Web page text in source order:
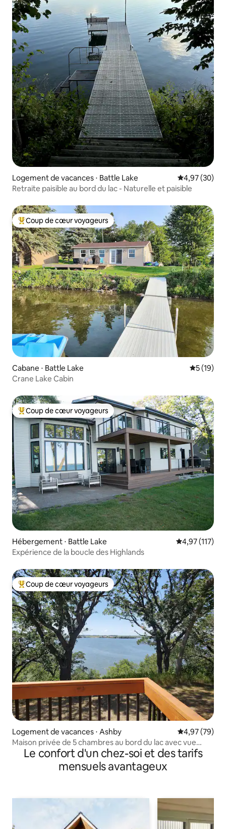
Logement de vacances ⋅ Battle Lake Évaluation
4,97 (30)
Retraite paisible au bord du lac - Naturelle et paisible
Coups de cœur voyageurs les plus appréciés
Coup de cœur voyageurs
Cabane ⋅ Battle Lake
5 (19)
Crane Lake Cabin
Coups de cœur voyageurs les plus appréciés
Coup de cœur voyageurs
Hébergement ⋅ Battle Lake Évaluation
4,97 (117)
Expérience de la boucle des Highlands
Coups de cœur voyageurs les plus appréciés
Coup de cœur voyageurs
Logement de vacances ⋅ Ashby Évaluation
4,97 (79)
Maison privée de 5 chambres au bord du lac avec vue
imprenable
Le confort d'un chez-soi et des tarifs
mensuels avantageux